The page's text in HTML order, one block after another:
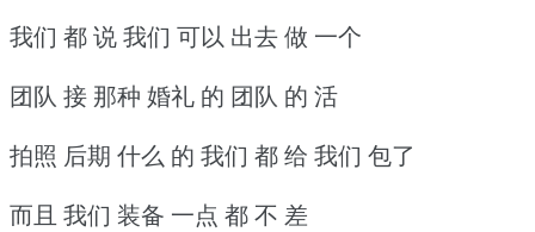
我们 都 说 我们 可以 出去 做 一个
团队 接 那种 婚礼 的 团队 的 活
拍照 后期 什么 的 我们 都 给 我们 包了
而且 我们 装备 一点 都 不 差